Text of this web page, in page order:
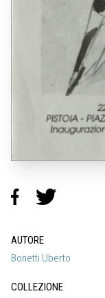
AUTORE
Bonetti Uberto
COLLEZIONE